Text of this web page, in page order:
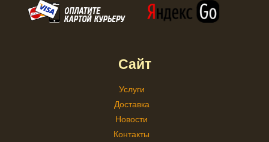
Сайт
Услуги
Доставка
Новости
Контакты